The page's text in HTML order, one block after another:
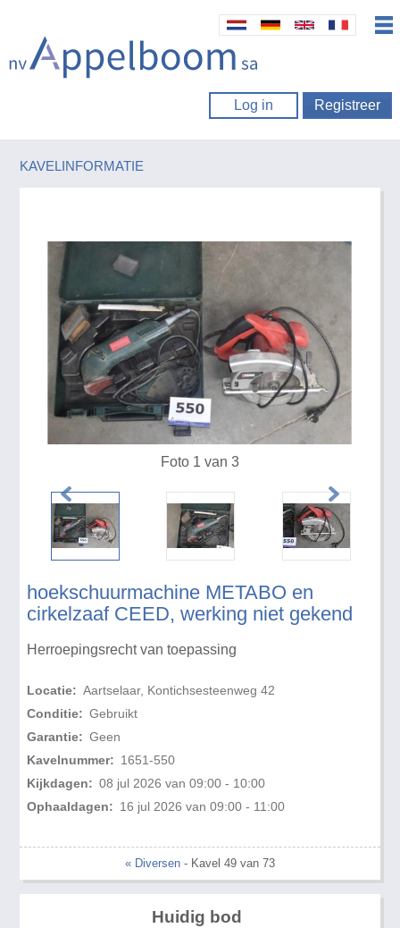
Log in Registreer
KAVELINFORMATIE
hoekschuurmachine METABO en
cirkelzaaf CEED, werking niet gekend
Herroepingsrecht van toepassing
Locatie: Aartselaar, Kontichsesteenweg 42
Conditie: Gebruikt
Garantie: Geen
Kavelnummer: 1651-550
Kijkdagen: 08 jul 2026 van 09:00 - 10:00
Ophaaldagen: 16 jul 2026 van 09:00 - 11:00
Foto 1 van 3
« Diversen - Kavel 49 van 73
Huidig bod